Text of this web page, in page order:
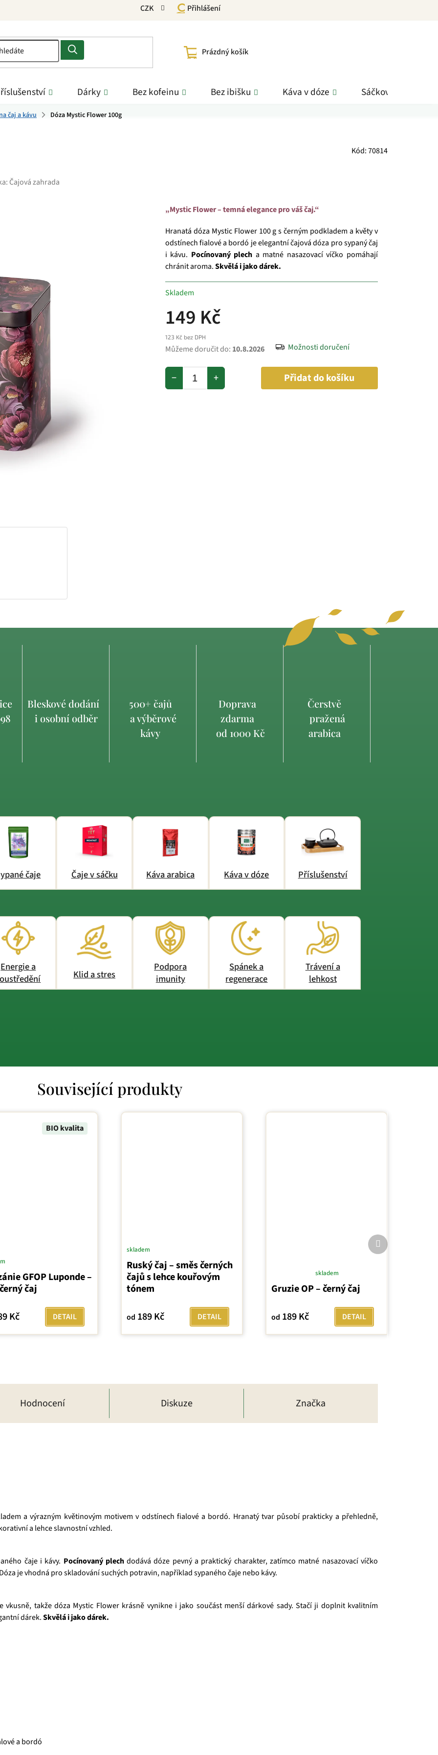
CZK Přihlášení
NÁKUPNÍ
Prázdný košík
Dárky Bez kofeinu Bez ibišku Káva v dóze Sáčkové čaje
čaj a kávu Dóza Mystic Flower 100g
Kód:70814
Čajová zahrada
149 Kč
123 Kč bez DPH
Skladem
Můžeme doručit do: 10.8.2026 Možnosti doručení
+
− Přidat do košíku
„Mystic Flower – temná elegance pro váš čaj.“
Hranatá dóza Mystic Flower 100 g s černým podkladem a květy v
odstínech fialové a bordó je elegantní čajová dóza pro sypaný čaj
i kávu. Pocínovaný plech a matné nasazovací víčko pomáhají
chránit aroma.Skvělá i jako dárek.
Bleskové dodání
i osobní odběr
500+ čajů
a výběrové
kávy
Doprava
zdarma
od 1000 Kč
Čerstvě
pražená
arabica
čaje Čaje v sáčku Káva arabica Káva v dóze Příslušenství
Energie a
Klid a stres
Podpora
imunity
Spánek a
regenerace
Trávení a
lehkost
Související produkty
BIO kvalita
GFOP Luponde –
čaj
Kč DETAIL
Ruský čaj – směs černých
čajů s lehce kouřovým
tónem
skladem
od 189 Kč DETAIL
Gruzie OP – černý čaj
hodnocení
je
z
skladem
od 189 Kč DETAIL
Další
produkt
Hodnocení Diskuze Značka
a výrazným květinovým motivem v odstínech fialové a bordó. Hranatý tvar působí prakticky a přehledně,
a lehce slavnostní vzhled.
čaje i kávy. Pocínovaný plechdodává dóze pevný a praktický charakter, zatímco matné nasazovací víčko
je vhodná pro skladování suchých potravin, například sypaného čaje nebo kávy.
vkusně, takže dóza Mystic Flower krásně vynikne i jako součást menší dárkové sady. Stačí ji doplnit kvalitním
dárek.Skvělá i jako dárek.
a bordó